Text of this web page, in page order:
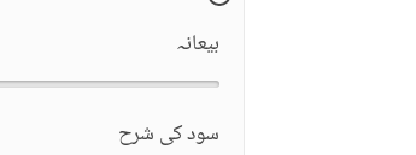
بیعانہ
سود کی شرح